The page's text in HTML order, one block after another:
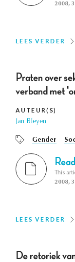
2008,
LEES VERDER
Praten over
verband met
AUTEUR(S)
Jan Bleyen
Gender
This
2008,
LEES VERDER
De retoriek